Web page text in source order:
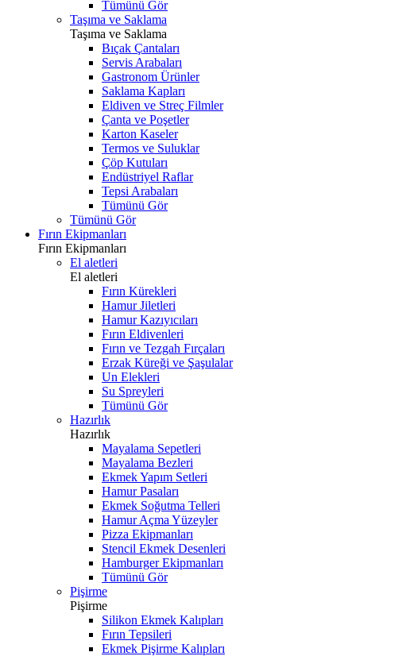
Tümünü Gör
Taşıma ve Saklama
Taşıma ve Saklama
Bıçak Çantaları
Servis Arabaları
Gastronom Ürünler
Saklama Kapları
Eldiven ve Streç Filmler
Çanta ve Poşetler
Karton Kaseler
Termos ve Suluklar
Çöp Kutuları
Endüstriyel Raflar
Tepsi Arabaları
Tümünü Gör
Tümünü Gör
Fırın Ekipmanları
Fırın Ekipmanları
El aletleri
El aletleri
Fırın Kürekleri
Hamur Jiletleri
Hamur Kazıyıcıları
Fırın Eldivenleri
Fırın ve Tezgah Fırçaları
Erzak Küreği ve Şaşulalar
Un Elekleri
Su Spreyleri
Tümünü Gör
Hazırlık
Hazırlık
Mayalama Sepetleri
Mayalama Bezleri
Ekmek Yapım Setleri
Hamur Pasaları
Ekmek Soğutma Telleri
Hamur Açma Yüzeyler
Pizza Ekipmanları
Stencil Ekmek Desenleri
Hamburger Ekipmanları
Tümünü Gör
Pişirme
Pişirme
Silikon Ekmek Kalıpları
Fırın Tepsileri
Ekmek Pişirme Kalıpları